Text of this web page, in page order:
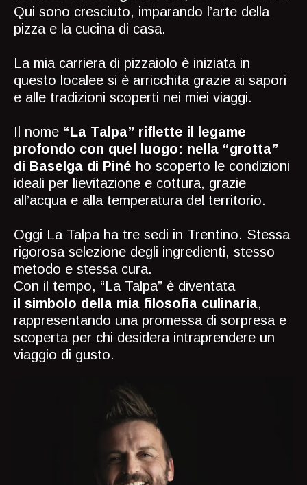
Qui sono cresciuto, imparando l’arte della
pizza e la cucina di casa.
La mia carriera di pizzaiolo è iniziata in
questo localee si è arricchita grazie ai sapori
e alle tradizioni scoperti nei miei viaggi.
Il nome “La Talpa” riflette il legame
profondo con quel luogo: nella “grotta”
di Baselga di Piné ho scoperto le condizioni
ideali per lievitazione e cottura, grazie
all’acqua e alla temperatura del territorio.
Oggi La Talpa ha tre sedi in Trentino. Stessa
rigorosa selezione degli ingredienti, stesso
metodo e stessa cura.
Con il tempo, “La Talpa” è diventata
il simbolo della mia filosofia culinaria,
rappresentando una promessa di sorpresa e
scoperta per chi desidera intraprendere un
viaggio di gusto.